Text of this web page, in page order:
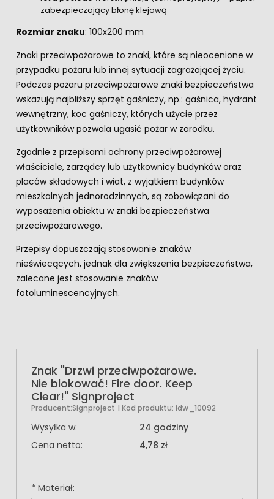
zabezpieczający błonę klejową
Rozmiar znaku: 100x200 mm
Znaki przeciwpożarowe to znaki, które są nieocenione w
przypadku pożaru lub innej sytuacji zagrażającej życiu.
Podczas pożaru przeciwpożarowe znaki bezpieczeństwa
wskazują najbliższy sprzęt gaśniczy, np.: gaśnica, hydrant
wewnętrzny, koc gaśniczy, których użycie przez
użytkowników pozwala ugasić pożar w zarodku.
Zgodnie z przepisami ochrony przeciwpożarowej
właściciele, zarządcy lub użytkownicy budynków oraz
placów składowych i wiat, z wyjątkiem budynków
mieszkalnych jednorodzinnych, są zobowiązani do
wyposażenia obiektu w znaki bezpieczeństwa
przeciwpożarowego.
Przepisy dopuszczają stosowanie znaków
nieświecących, jednak dla zwiększenia bezpieczeństwa,
zalecane jest stosowanie znaków
fotoluminescencyjnych.
Znak "Drzwi przeciwpożarowe.
Nie blokować! Fire door. Keep
Clear!" Signproject
Producent:Signproject | Kod produktu: idw_10092
Wysyłka w:
24 godziny
Cena netto:
4,78 zł
* Materiał: